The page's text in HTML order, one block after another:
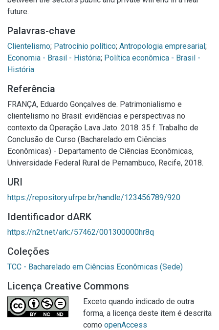
future.
Palavras-chave
Clientelismo; Patrocínio político; Antropologia empresarial;
Economia - Brasil - História; Política econômica - Brasil -
História
Referência
FRANÇA, Eduardo Gonçalves de. Patrimonialismo e
clientelismo no Brasil: evidências e perspectivas no
contexto da Operação Lava Jato. 2018. 35 f. Trabalho de
Conclusão de Curso (Bacharelado em Ciências
Econômicas) - Departamento de Ciências Econômicas,
Universidade Federal Rural de Pernambuco, Recife, 2018.
URI
https://repository.ufrpe.br/handle/123456789/920
Identificador dARK
https://n2t.net/ark:/57462/001300000hr8q
Coleções
TCC - Bacharelado em Ciências Econômicas (Sede)
Licença Creative Commons
Exceto quando indicado de outra
forma, a licença deste item é descrita
como openAccess